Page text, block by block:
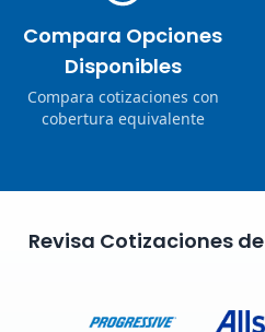
Compara Opciones
Disponibles
Compara cotizaciones con
cobertura equivalente
Revisa Cotizaciones